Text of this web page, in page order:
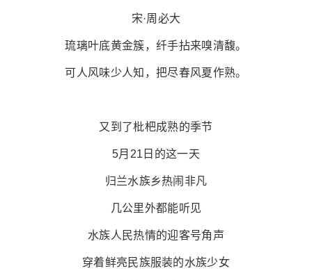
宋·周必大
琉璃叶底黄金簇，纤手拈来嗅清馥。
可人风味少人知，把尽春风夏作熟。
又到了枇杷成熟的季节
5月21日的这一天
归兰水族乡热闹非凡
几公里外都能听见
水族人民热情的迎客号角声
穿着鲜亮民族服装的水族少女